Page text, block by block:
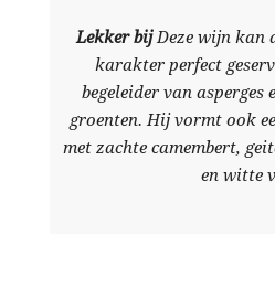
Lekker bijDeze wijn kan
karakter perfect
begeleider van asperges
groenten. Hij vormt ook
met zachte camembert,
en witte